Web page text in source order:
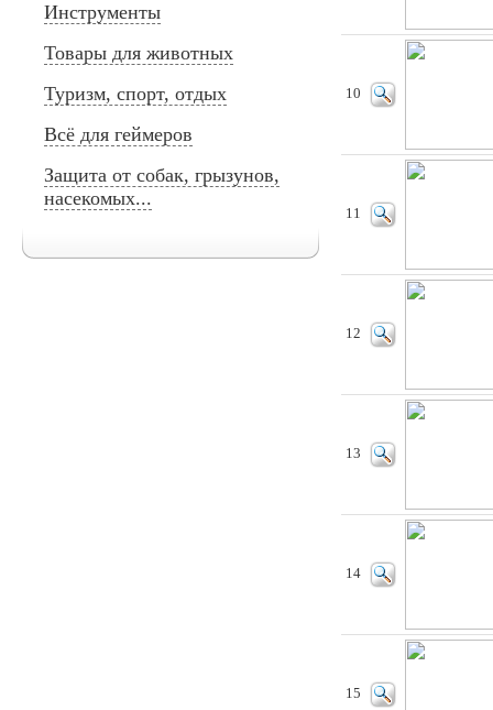
Инструменты
Товары для животных
Туризм, спорт, отдых
Всё для геймеров
Защита от собак, грызунов,
насекомых...
10
11
12
13
14
15